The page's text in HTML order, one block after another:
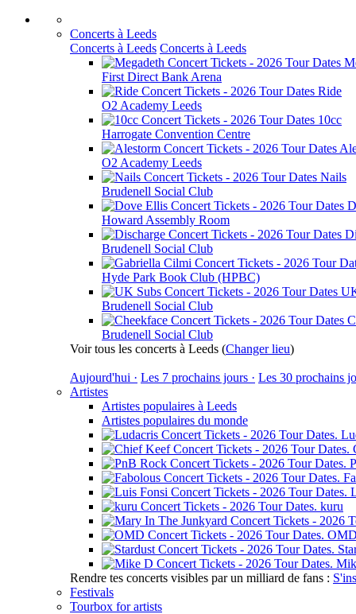
Concerts à Leeds
Concerts à Leeds Concerts à Leeds
First Direct Bank Arena
Ride
O2 Academy Leeds
10cc
Harrogate Convention Centre
O2 Academy Leeds
Nails
Brudenell Social Club
Howard Assembly Room
Brudenell Social Club
Hyde Park Book Club (HPBC)
Brudenell Social Club
Brudenell Social Club
Voir tous les concerts à Leeds (Changer lieu)
Aujourd'hui · Les 7 prochains jours · Les 30 prochains
Artistes
Artistes populaires à Leeds
Artistes populaires du monde
kuru
OMD
Rendre tes concerts visibles par un milliard de fans :
Festivals
Tourbox for artists